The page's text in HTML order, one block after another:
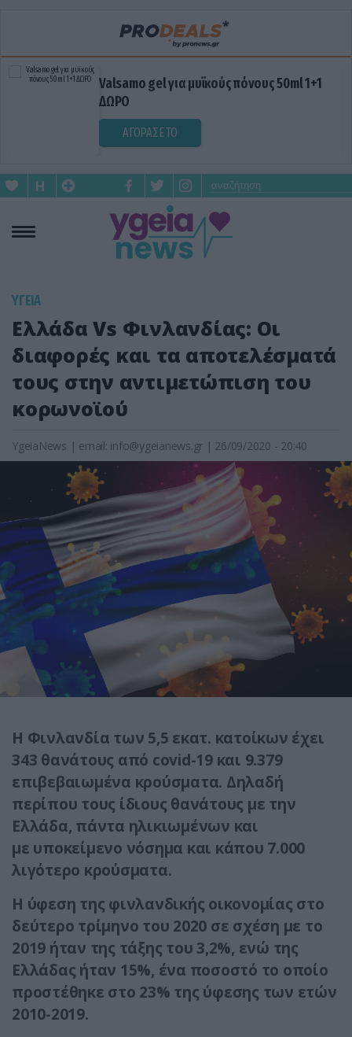
Valsamo gel για μυϊκούς πόνους 50ml 1+1
ΔΩΡΟ
ΑΓΟΡΑΣΕ ΤΟ
ΥΓΕΙΑ
Ελλάδα Vs Φινλανδίας: Οι
διαφορές και τα αποτελέσματά
τους στην αντιμετώπιση του
κορωνοϊού
YgeiaNews | email: info@ygeianews.gr | 26/09/2020 - 20:40
Η Φινλανδία των 5,5 εκατ. κατοίκων έχει
343 θανάτους από covid-19 και 9.379
επιβεβαιωμένα κρούσματα. Δηλαδή
περίπου τους ίδιους θανάτους με την
Ελλάδα, πάντα ηλικιωμένων και
με υποκείμενο νόσημα και κάπου 7.000
λιγότερο κρούσματα.
Η ύφεση της φινλανδικής οικονομίας στο
δεύτερο τρίμηνο του 2020 σε σχέση με το
2019 ήταν της τάξης του 3,2%, ενώ της
Ελλάδας ήταν 15%, ένα ποσοστό το οποίο
προστέθηκε στο 23% της ύφεσης των ετών
2010-2019.